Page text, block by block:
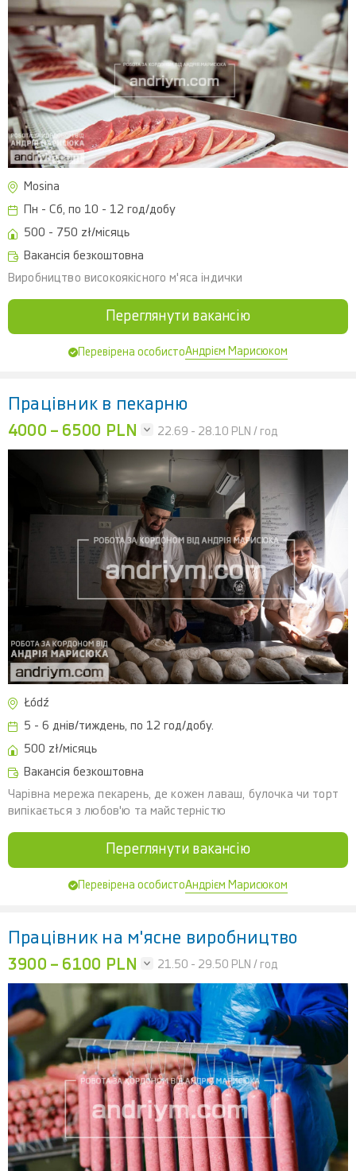
Mosina
Пн - Сб, по 10 - 12 год/добу
500 - 750 zł/місяць
Вакансія безкоштовна
Виробництво високоякісного м'яса індички
Переглянути вакансію
Перевірена особистоАндрієм Марисюком
Працівник в пекарню
4000 – 6500 PLN 22.69 - 28.10 PLN / год
Łódź
5 - 6 днів/тиждень, по 12 год/добу.
500 zł/місяць
Вакансія безкоштовна
Чарівна мережа пекарень, де кожен лаваш, булочка чи торт
випікається з любов'ю та майстерністю
Переглянути вакансію
Перевірена особистоАндрієм Марисюком
Працівник на м'ясне виробництво
3900 – 6100 PLN 21.50 - 29.50 PLN / год